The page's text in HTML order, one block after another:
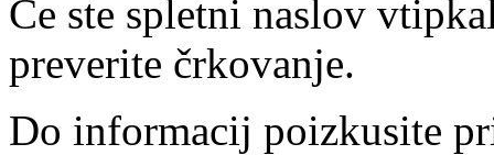
Če ste spletni naslov
preverite črkovanje.
Do informacij poizkusite